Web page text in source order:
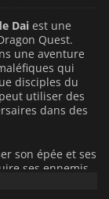
€
Dai est une
Quest.
une aventure
qui
disciples du
utiliser des
dans des
son épée et ses
ses ennemis
guerrière